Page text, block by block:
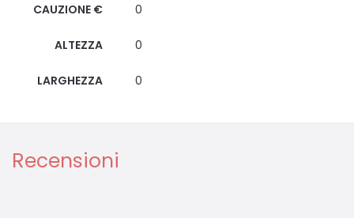
CAUZIONE € 0
ALTEZZA 0
LARGHEZZA 0
Recensioni